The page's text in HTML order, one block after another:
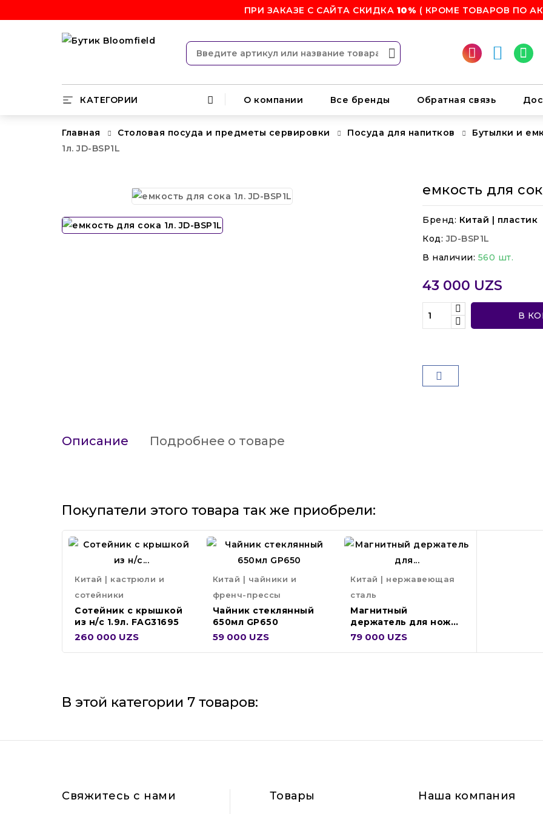
ПРИ ЗАКАЗЕ С САЙТА СКИДКА 10% ( КРОМЕ ТОВАРОВ ПО
КАТЕГОРИИ О компании Все бренды Обратная связь
Главная Столовая посуда и предметы сервировки Посуда для напитков Бутылки и
1л. JD-BSP1L
емкость для
Бренд: Китай | пластик
Код: JD-BSP1L
В наличии: 560 шт.
43 000 UZS
В
Описание Подробнее о товаре
Покупатели этого товара так же приобрели:
Китай | кастрюли и
сотейники
Сотейник с крышкой
из н/с 1.9л. FAG31695
260 000 UZS
Китай | чайники и
френч-прессы
Чайник стеклянный
650мл GP650
59 000 UZS
Китай | нержавеющая
сталь
Магнитный
держатель для ножей
340mm KM340
79 000 UZS
В этой категории 7 товаров:
Свяжитесь с нами Товары Наша компания